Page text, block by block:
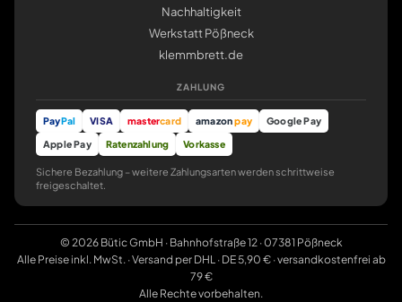
Nachhaltigkeit
Werkstatt Pößneck
klemmbrett.de
ZAHLUNG
PayPal VISA mastercard amazonpay
Google Pay
Apple Pay
Ratenzahlung Vorkasse
Sichere Bezahlung – weitere Zahlungsarten werden schrittweise
freigeschaltet.
© 2026 Bütic GmbH · Bahnhofstraße 12 · 07381 Pößneck
Alle Preise inkl. MwSt. · Versand per DHL · DE 5,90 € · versandkostenfrei ab
79 €
Alle Rechte vorbehalten.